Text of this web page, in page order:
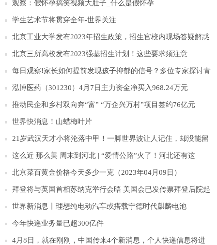
秀农村学生
观察：假怀孕搞笑视频大肚子_什么是假怀孕
学生艺术节将贯穿全年-世界关注
北京工业大学发布2023年招生政策，招生官校内现场答疑解惑
_每日快播
北京三所高校发布2023强基招生计划！这些要求须注意
每日观察!家长如何提前发现孩子抑郁的信号？多位专家探讨青
少年抑郁防治
泓博医药（301230）4月7日主力资金净买入968.24万元
推动民企和乡村双向奔“富” “万企兴万村”项目签约76亿元
世界快消息！山蜡梅叶片
21岁武汉天才小将沦落中甲！一脚世界波让人记住，却没能留
在中超！
这么近 那么美 周末到河北 | “爱情公路”火了！河北还有这
些“爱情打卡地”超浪漫！|环球快消息
北京菜百黄金价格今天多少一克（2023年04月09日）
拜登将与英国首相苏纳克举行会晤 美国会已发传票拜登后院起
火
世界新消息丨理想纯电动汽车或搭载宁德时代麒麟电池
今年快递业务量已超300亿件
4月8日，就在刚刚，中国传来4个新消息，个人快递信息将进